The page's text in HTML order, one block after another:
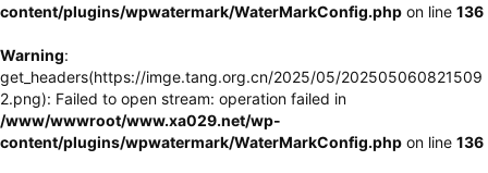
content/plugins/wpwatermark/WaterMarkConfig.php on line 136
Warning:
get_headers(https://imge.tang.org.cn/2025/05/202505060821509
2.png): Failed to open stream: operation failed in
/www/wwwroot/www.xa029.net/wp-
content/plugins/wpwatermark/WaterMarkConfig.php on line 136